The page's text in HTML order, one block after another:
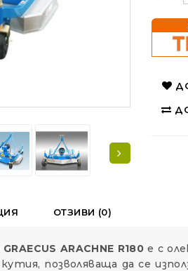
ОТЗИВИ (0)
ARACHNE R180е с
позволяваща да се